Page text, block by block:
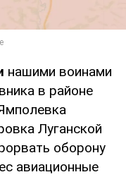
нашими воинами
в районе
Луганской
оборону
авиационные